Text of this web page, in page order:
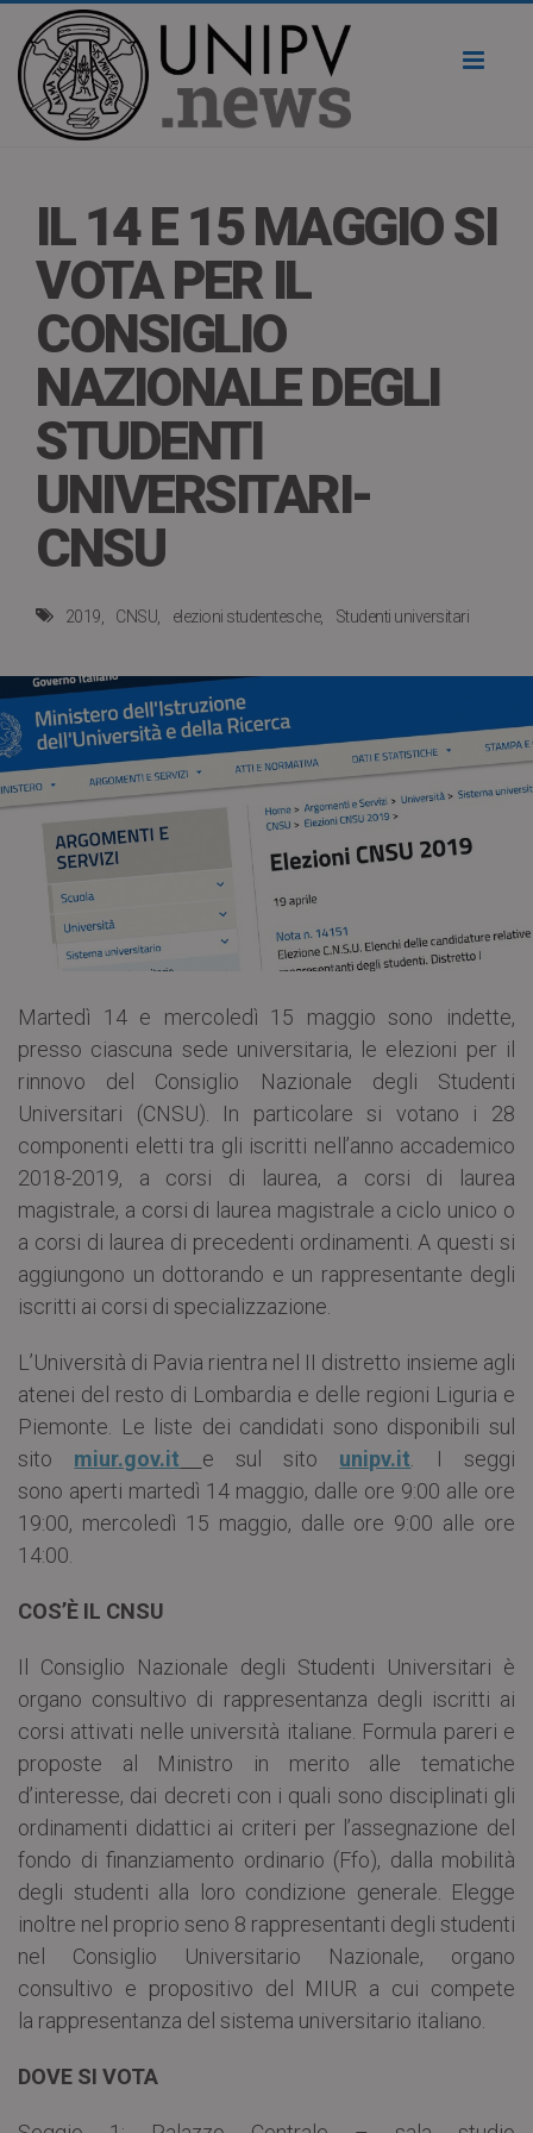
IL 14 E 15 MAGGIO SI
VOTA PER IL
CONSIGLIO
NAZIONALE DEGLI
STUDENTI
UNIVERSITARI-
CNSU
2019 CNSU elezioni studentesche Studenti universitari
Martedì 14 e mercoledì 15 maggio sono indette,
presso ciascuna sede universitaria, le elezioni per il
rinnovo del Consiglio Nazionale degli Studenti
Universitari (CNSU). In particolare si votano i 28
componenti eletti tra gli iscritti nell’anno accademico
2018-2019, a corsi di laurea, a corsi di laurea
magistrale, a corsi di laurea magistrale a ciclo unico o
a corsi di laurea di precedenti ordinamenti. A questi si
aggiungono un dottorando e un rappresentante degli
iscritti ai corsi di specializzazione.
L’Università di Pavia rientra nel II distretto insieme agli
atenei del resto di Lombardia e delle regioni Liguria e
Piemonte. Le liste dei candidati sono disponibili sul
sito miur.gov.it e sul sito unipv.it. I seggi
sono aperti martedì 14 maggio, dalle ore 9:00 alle ore
19:00, mercoledì 15 maggio, dalle ore 9:00 alle ore
14:00.
COS’È IL CNSU
Il Consiglio Nazionale degli Studenti Universitari è
organo consultivo di rappresentanza degli iscritti ai
corsi attivati nelle università italiane. Formula pareri e
proposte al Ministro in merito alle tematiche
d’interesse, dai decreti con i quali sono disciplinati gli
ordinamenti didattici ai criteri per l’assegnazione del
fondo di finanziamento ordinario (Ffo), dalla mobilità
degli studenti alla loro condizione generale. Elegge
inoltre nel proprio seno 8 rappresentanti degli studenti
nel Consiglio Universitario Nazionale, organo
consultivo e propositivo del MIUR a cui compete
la rappresentanza del sistema universitario italiano.
DOVE SI VOTA